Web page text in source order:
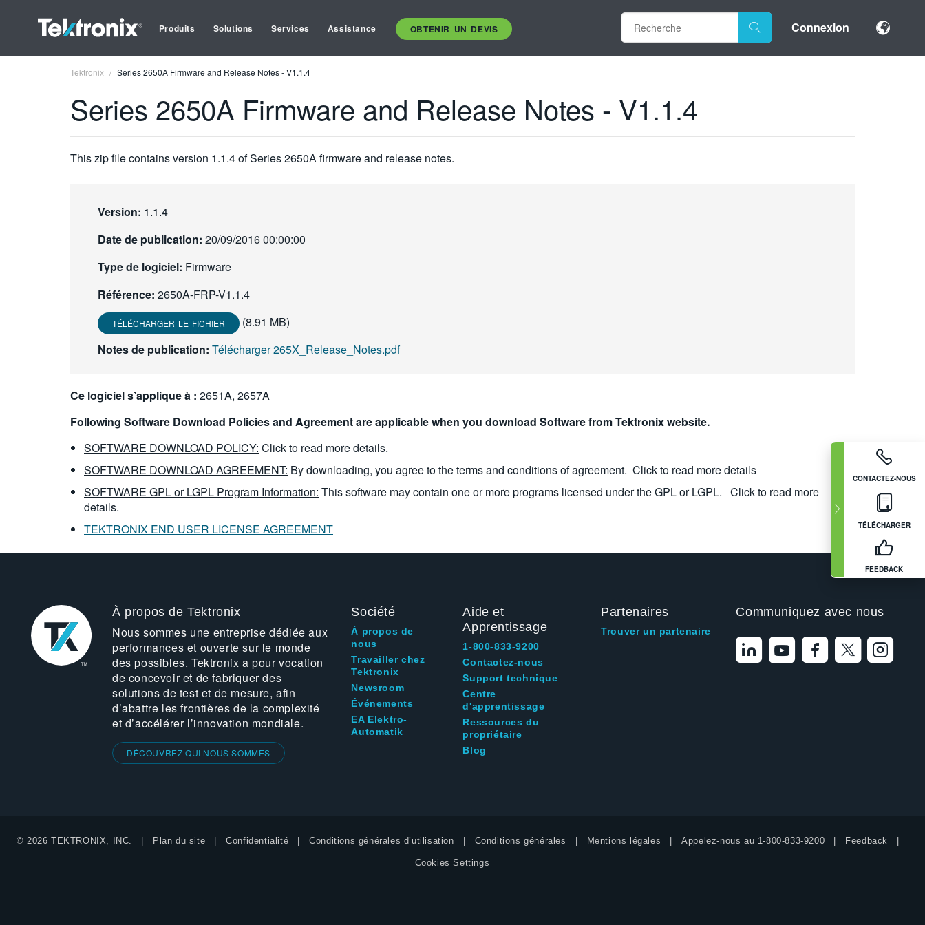
Produits Solutions Services Assistance OBTENIR UN DEVIS Connexion
CONTACTEZ-NOUS
TÉLÉCHARGER
FEEDBACK
Tektronix Series 2650A Firmware and Release Notes - V1.1.4
Series 2650A Firmware and Release Notes - V1.1.4
This zip file contains version 1.1.4 of Series 2650A firmware and release notes.
Version: 1.1.4
Date de publication: 20/09/2016 00:00:00
Type de logiciel: Firmware
Référence: 2650A-FRP-V1.1.4
TÉLÉCHARGER LE FICHIER
(8.91 MB)
Notes de publication: Télécharger 265X_Release_Notes.pdf
Ce logiciel s’applique à : 2651A, 2657A
Following Software Download Policies and Agreement are applicable when you download Software from Tektronix website.
SOFTWARE DOWNLOAD POLICY: Click to read more details.
SOFTWARE DOWNLOAD AGREEMENT: By downloading, you agree to the terms and conditions of agreement. Click to read more details
SOFTWARE GPL or LGPL Program Information: This software may contain one or more programs licensed under the GPL or LGPL. Click to read more
details.
TEKTRONIX END USER LICENSE AGREEMENT
À propos de Tektronix
Nous sommes une entreprise dédiée aux
performances et ouverte sur le monde
des possibles. Tektronix a pour vocation
de concevoir et de fabriquer des
solutions de test et de mesure, afin
d’abattre les frontières de la complexité
et d’accélérer l’innovation mondiale.
DÉCOUVREZ QUI NOUS SOMMES
Société
À propos de
nous
Travailler chez
Tektronix
Newsroom
Événements
EA Elektro-
Automatik
Aide et
Apprentissage
1-800-833-9200
Contactez-nous
Support technique
Centre
d'apprentissage
Ressources du
propriétaire
Blog
Partenaires
Trouver un partenaire
Communiquez avec nous
© 2026 TEKTRONIX, INC. Plan du site Confidentialité Conditions générales d’utilisation Conditions générales Mentions légales Appelez-nous au 1-800-833-9200 Feedback
Cookies Settings